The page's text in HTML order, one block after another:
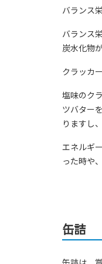
バランス
バランス
炭水化物
クラッカ
塩味のク
ツバター
りますし
エネルギ
った時や
缶詰